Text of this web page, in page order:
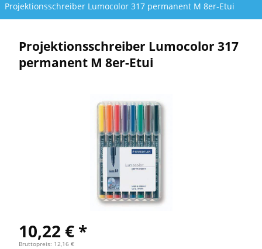
Projektionsschreiber Lumocolor 317 permanent M 8er-Etui
Projektionsschreiber Lumocolor 317
permanent M 8er-Etui
10,22 € *
Bruttopreis: 12,16 €